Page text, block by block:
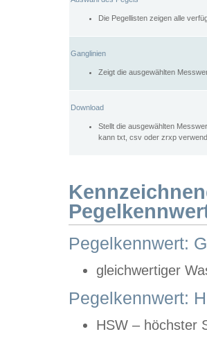
Die Pegellisten zeigen alle
Ganglinien
Zeigt die ausgewählten
Download
Stellt die ausgewählten
kann txt, csv oder zrxp
Pegelkennwert:
gleichwertiger
Pegelkennwert:
HSW – höchster